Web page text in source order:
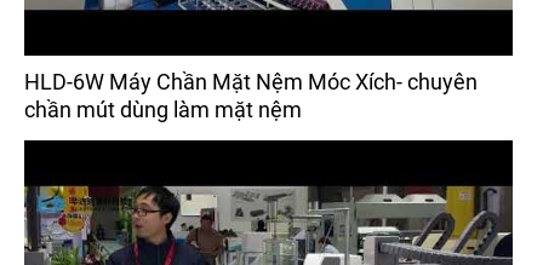
HLD-6W Máy Chần Mặt Nệm Móc Xích- chuyên
chần mút dùng làm mặt nệm